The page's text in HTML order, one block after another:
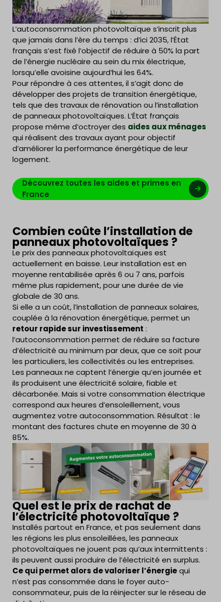
L’autoconsommation photovoltaïque s’inscrit plus
que jamais dans l’ère du temps : d’ici 2035, l’État
français s’est fixé l’objectif de réduire à 50% la part
de l’énergie nucléaire au sein du mix électrique,
lorsqu’elle avoisine aujourd’hui les 64%.
Pour répondre à ces attentes, il s’agit donc de
développer des projets de transition énergétique,
tels que des travaux de rénovation ou l’installation
de panneaux photovoltaïques. L’État français
propose même d’octroyer des aides aux ménages
qui réalisent des travaux ayant pour objectif
d’améliorer la performance énergétique de leur
logement.
Découvrez toutes les aides et primes en
France
Combien coûte l’installation de
panneaux photovoltaïques ?
Le prix des panneaux photovoltaïques est
actuellement en baisse. Leur installation est en
moyenne rentabilisée après 6 ou 7 ans, parfois
même plus rapidement, pour une durée de vie
globale de 30 ans.
Si elle a un coût, l’installation de panneaux solaires,
couplée à la rénovation énergétique, permet un
retour rapide sur investissement :
l’autoconsommation permet de réduire sa facture
d’électricité au minimum par deux, que ce soit pour
les particuliers, les collectivités ou les entreprises.
Les panneaux ne captent l’énergie qu’en journée et
ils produisent une électricité solaire, fiable et
décarbonée. Mais si votre consommation électrique
correspond aux heures d’ensoleillement, vous
augmentez votre autoconsommation. Résultat : le
montant des factures chute en moyenne de 30 à
85%.
Quel est le prix de rachat de
l’électricité photovoltaïque ?
Installés partout en France, et pas seulement dans
les régions les plus ensoleillées, les panneaux
photovoltaïques ne jouent pas qu’aux intermittents :
ils peuvent aussi produire de l’électricité en surplus.
Ce qui permet alors de valoriser l’énergiequi
n’est pas consommée dans le foyer auto-
consommateur, puis de la réinjecter sur le réseau de